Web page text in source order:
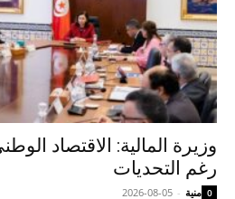
وزيرة المالية: الاقتصاد
رغم التحديات
منية -
2026-08-05 0